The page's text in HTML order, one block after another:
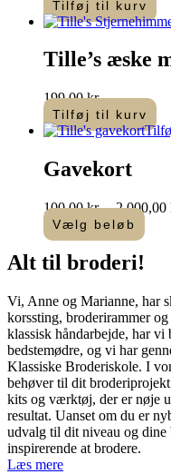
Tilføj til kurv
Tille’s æske
199,00kr.
Tilføj til kurv
Gavekort
100,00kr. – 2.000,00
Vælg beløb
Dette
vare
har
varianter.
Mulighederne
kan
vælges
på
varesiden
Alt til broderi!​
Vi, Anne og Marianne, har
korssting, broderirammer
klassisk håndarbejde, har
bedstemødre, og vi har
Klassiske Broderiskole. I
behøver til dit
kits og værktøj, der er nøje
resultat. Uanset om du er
udvalg til dit niveau og dine
inspirerende at brodere.
Læs mere